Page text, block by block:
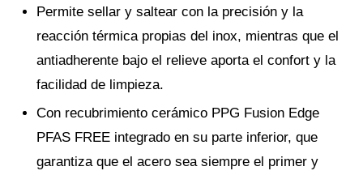
Permite sellar y saltear con la precisión y la
reacción térmica propias del inox, mientras que el
antiadherente bajo el relieve aporta el confort y la
facilidad de limpieza.
Con recubrimiento cerámico PPG Fusion Edge
PFAS FREE integrado en su parte inferior, que
garantiza que el acero sea siempre el primer y